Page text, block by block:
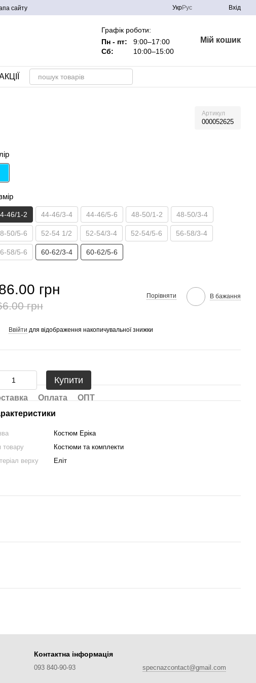
сайту УкрРус Вхід
Графік роботи:
Пн - пт:
9:00–17:00
Сб:
10:00–15:00
Мій кошик
Артикул
000052625
46/1-2 44-46/3-4 44-46/5-6 48-50/1-2 48-50/3-4
50/5-6 52-54 1/2 52-54/3-4 52-54/5-6 56-58/3-4
58/5-6 60-62/3-4 60-62/5-6
грн
грн
Порівняти В бажання
Ввійти для відображення накопичувальної знижки
Купити
Оплата
ОПТ
Костюм Еріка
товару
Костюми та комплекти
верху
Еліт
Контактна інформація
093 840-90-93 specnazcontact@gmail.com